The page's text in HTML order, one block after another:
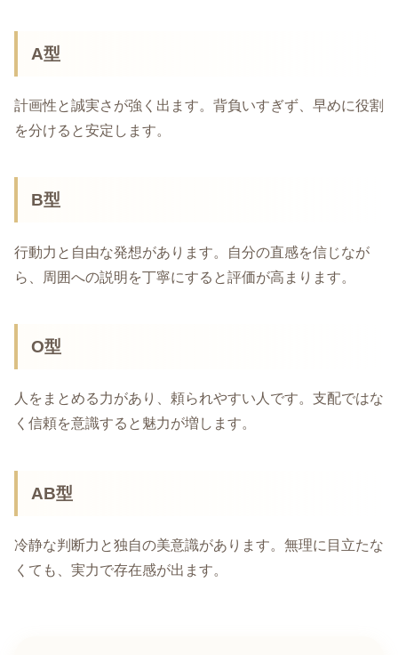
A型
計画性と誠実さが強く出ます。背負いすぎず、早めに役割
を分けると安定します。
B型
行動力と自由な発想があります。自分の直感を信じなが
ら、周囲への説明を丁寧にすると評価が高まります。
O型
人をまとめる力があり、頼られやすい人です。支配ではな
く信頼を意識すると魅力が増します。
AB型
冷静な判断力と独自の美意識があります。無理に目立たな
くても、実力で存在感が出ます。